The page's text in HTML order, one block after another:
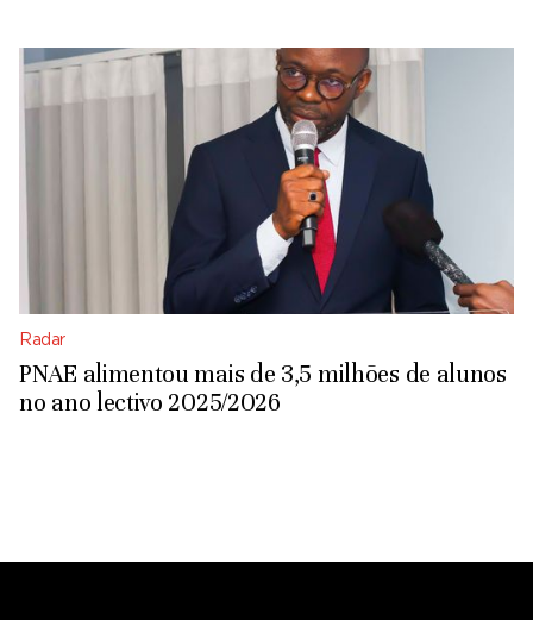
Radar
PNAE alimentou mais de 3,5 milhões de alunos
no ano lectivo 2025/2026